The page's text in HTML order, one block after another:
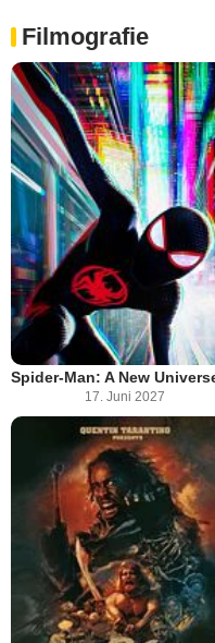
Filmografie
17. Juni 2027